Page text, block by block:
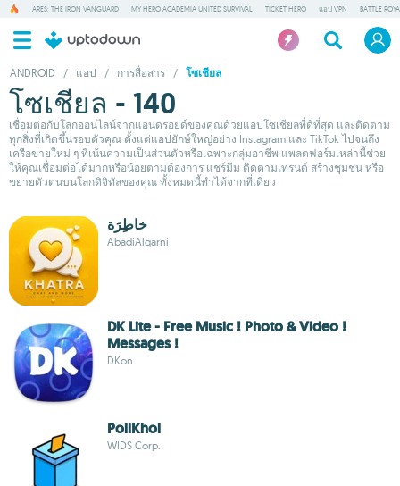
ARES: THE IRON VANGUARD MY HERO ACADEMIA UNITED SURVIVAL TICKET HERO แอป VPN BATTLE
ANDROID / แอป / การสื่อสาร / โซเชียล
โซเชียล - 140
เชื่อมต่อกับโลกออนไลน์จากแอนดรอยด์ของคุณด้วยแอปโซเชียลที่ดีที่สุด และติดตาม
ทุกสิ่งที่เกิดขึ้นรอบตัวคุณ ตั้งแต่แอปยักษ์ใหญ่อย่าง Instagram และ TikTok ไปจนถึง
เครือข่ายใหม่ ๆ ที่เน้นความเป็นส่วนตัวหรือเฉพาะกลุ่มอาชีพ แพลตฟอร์มเหล่านี้ช่วย
ให้คุณเชื่อมต่อได้มากหรือน้อยตามต้องการ แชร์มีม ติดตามเทรนด์ สร้างชุมชน หรือ
ขยายตัวตนบนโลกดิจิทัลของคุณ ทั้งหมดนี้ทำได้จากที่เดียว
خاطِرَة
AbadiAlqarni
DK Lite - Free Music ! Photo & Video !
Messages !
DKon
PollKhol
WIDS Corp.